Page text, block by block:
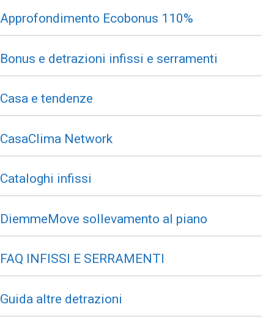
Approfondimento Ecobonus 110%
Bonus e detrazioni infissi e serramenti
Casa e tendenze
CasaClima Network
Cataloghi infissi
DiemmeMove sollevamento al piano
FAQ INFISSI E SERRAMENTI
Guida altre detrazioni